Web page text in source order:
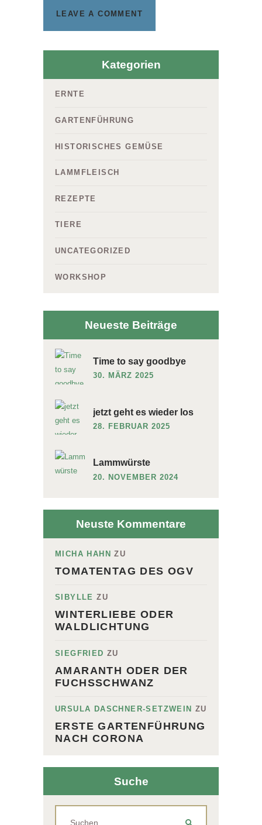
Kategorien
ERNTE
GARTENFÜHRUNG
HISTORISCHES GEMÜSE
LAMMFLEISCH
REZEPTE
TIERE
UNCATEGORIZED
WORKSHOP
Neueste Beiträge
Time to say goodbye
30. MÄRZ 2025
jetzt geht es wieder los
28. FEBRUAR 2025
Lammwürste
20. NOVEMBER 2024
Neuste Kommentare
MICHA HAHN ZU
TOMATENTAG DES OGV
SIBYLLE ZU
WINTERLIEBE ODER
WALDLICHTUNG
SIEGFRIED ZU
AMARANTH ODER DER
FUCHSSCHWANZ
URSULA DASCHNER-SETZWEIN ZU
ERSTE GARTENFÜHRUNG
NACH CORONA
Suche